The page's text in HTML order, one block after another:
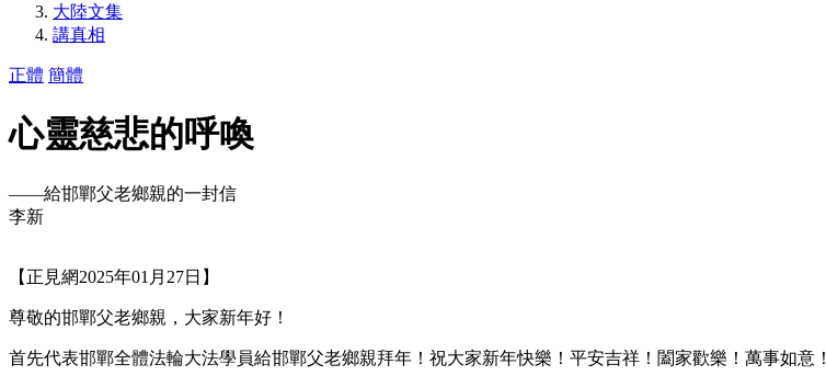
大陸文集
講真相
正體 簡體
心靈慈悲的呼喚
——給邯鄲父老鄉親的一封信
李新
【正見網2025年01月27日】
尊敬的邯鄲父老鄉親，大家新年好！
首先代表邯鄲全體法輪大法學員給邯鄲父老鄉親拜年！祝大家新年快樂！平安吉祥！闔家歡樂！萬事如意！